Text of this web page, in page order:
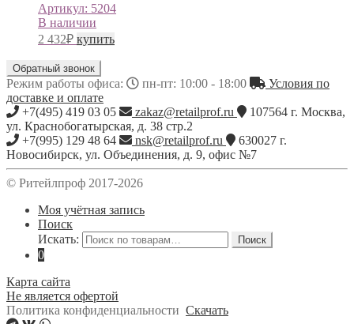
Артикул: 5204
В наличии
2 432₽ купить
Обратный звонок
Режим работы офиса: пн-пт: 10:00 - 18:00
Условия по
доставке и оплате
+7(495) 419 03 05
zakaz@retailprof.ru 107564 г. Москва,
ул. Краснобогатырская, д. 38 стр.2
+7(995) 129 48 64
nsk@retailprof.ru 630027 г.
Новосибирск, ул. Объединения, д. 9, офис №7
© Ритейлпроф 2017-2026
Моя учётная запись
Поиск
Искать:
Поиск
0
Карта сайта
Не является офертой
Политика конфиденциальности Скачать